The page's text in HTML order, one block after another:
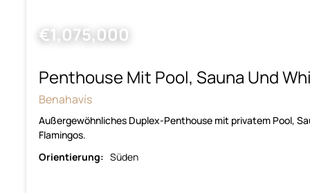
€1,075,000
Penthouse Mit Pool, Sauna Und
Benahavís
Außergewöhnliches Duplex-Penthouse mit privatem Pool,
Flamingos.
Orientierung: Süden